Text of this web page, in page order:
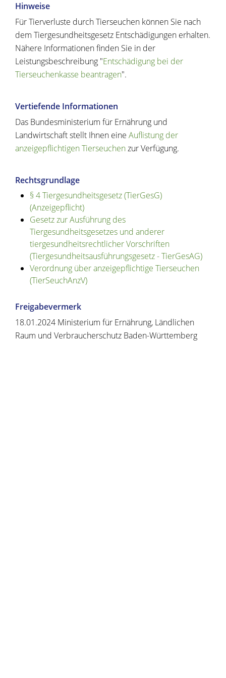
Hinweise
Für Tierverluste durch Tierseuchen können Sie nach
dem Tiergesundheitsgesetz Entschädigungen erhalten.
Nähere Informationen finden Sie in der
Leistungsbeschreibung "Entschädigung bei der
Tierseuchenkasse beantragen".
Vertiefende Informationen
Das Bundesministerium für Ernährung und
Landwirtschaft stellt Ihnen eine Auflistung der
anzeigepflichtigen Tierseuchenzur Verfügung.
Rechtsgrundlage
§ 4 Tiergesundheitsgesetz (TierGesG)
(Anzeigepflicht)
Gesetz zur Ausführung des
Tiergesundheitsgesetzes und anderer
tiergesundheitsrechtlicher Vorschriften
(Tiergesundheitsausführungsgesetz - TierGesAG)
Verordnung über anzeigepflichtige Tierseuchen
(TierSeuchAnzV)
Freigabevermerk
18.01.2024 Ministerium für Ernährung, Ländlichen
Raum und Verbraucherschutz Baden-Württemberg